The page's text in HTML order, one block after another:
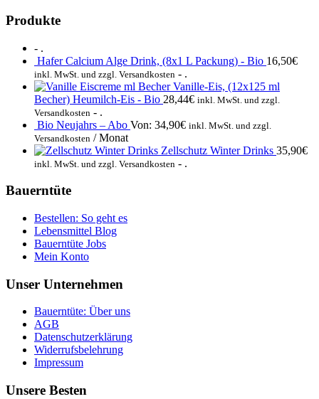
Produkte
- .
Hafer Calcium Alge Drink, (8x1 L Packung) - Bio 16,50€
inkl. MwSt. und zzgl. Versandkosten - .
Vanille-Eis, (12x125 ml
Becher) Heumilch-Eis - Bio 28,44€ inkl. MwSt. und zzgl.
Versandkosten - .
Bio Neujahrs – Abo Von: 34,90€ inkl. MwSt. und zzgl.
Versandkosten / Monat
Zellschutz Winter Drinks 35,90€
inkl. MwSt. und zzgl. Versandkosten - .
Bauerntüte
Bestellen: So geht es
Lebensmittel Blog
Bauerntüte Jobs
Mein Konto
Unser Unternehmen
Bauerntüte: Über uns
AGB
Datenschutzerklärung
Widerrufsbelehrung
Impressum
Unsere Besten